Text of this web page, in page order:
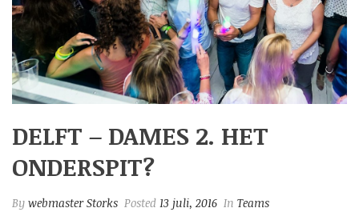
DELFT – DAMES 2. HET
ONDERSPIT?
By webmaster Storks Posted 13 juli, 2016 In Teams